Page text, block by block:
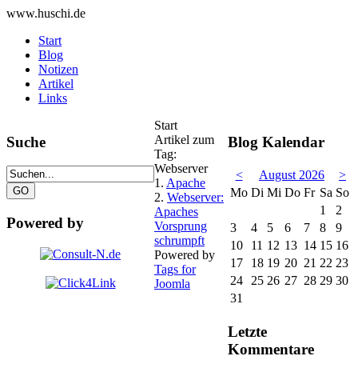
www.huschi.de
Start
Blog
Notizen
Artikel
Links
Suche
Powered by
Start
Artikel zum
Tag:
Webserver
1. Apache
2. Webserver:
Apaches
Vorsprung
schrumpft
Powered by
Tags for
Joomla
Blog Kalendar
< August 2026
>
Mo Di Mi Do Fr Sa So
1
2
3
4 5 6 7 8
9
10
11 12 13 14 15 16
17
18 19 20 21 22 23
24 25 26 27 28 29 30
31
Letzte
Kommentare